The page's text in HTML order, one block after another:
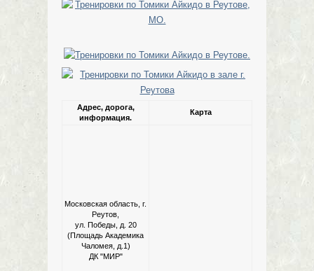
Адрес, дорога,
информация.
Карта
Московская область, г.
Реутов,
ул. Победы, д. 20
(Площадь Академика
Чаломея, д.1)
ДК "МИР"